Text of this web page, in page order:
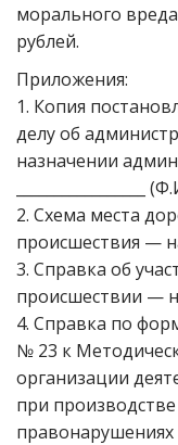
морального вреда в
рублей.
Приложения:
1. Копия
делу об
назначении
2. Схема места
происшествия —
3. Справка об
происшествии —
4. Справка по
№ 23 к
организации
при